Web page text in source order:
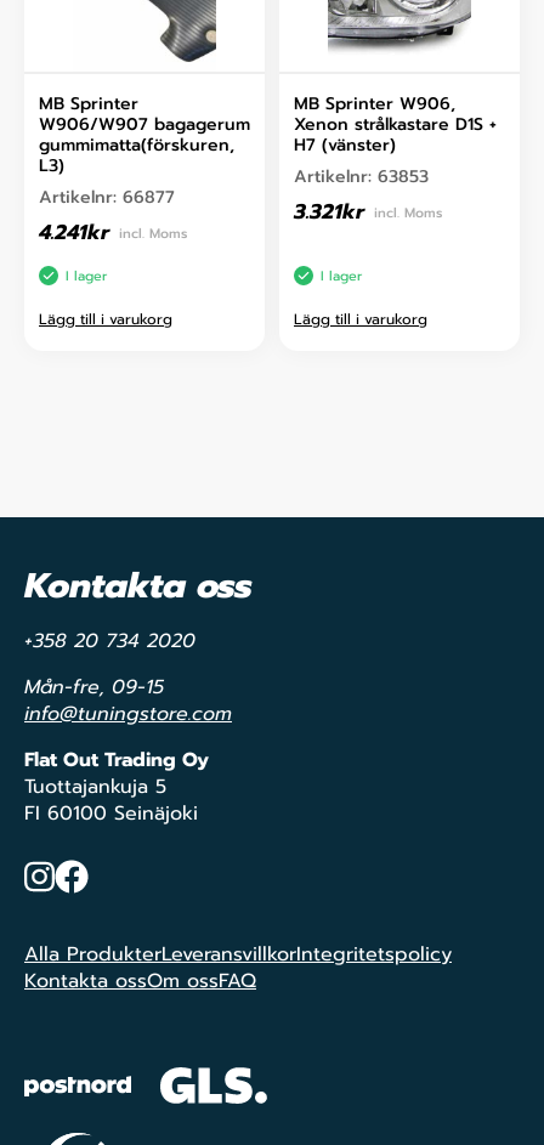
MB Sprinter
W906/W907 bagagerum
gummimatta(förskuren,
L3)
Artikelnr: 66877
4.241kr incl. Moms
I lager
Lägg till i varukorg
MB Sprinter W906,
Xenon strålkastare D1S +
H7 (vänster)
Artikelnr: 63853
3.321kr incl. Moms
I lager
Lägg till i varukorg
Kontakta oss
+358 20 734 2020
Mån-fre, 09-15
info@tuningstore.com
Flat Out Trading Oy
Tuottajankuja 5
FI 60100 Seinäjoki
Instagram
Facebook
Alla ProdukterLeveransvillkorIntegritetspolicy
Kontakta ossOm ossFAQ